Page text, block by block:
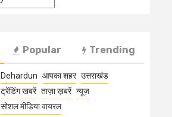
Popular Trending
Dehardun आपका शहर उत्तराखंड
ट्रेंडिंग खबरें ताज़ा ख़बरें न्यूज़
सोशल मीडिया वायरल